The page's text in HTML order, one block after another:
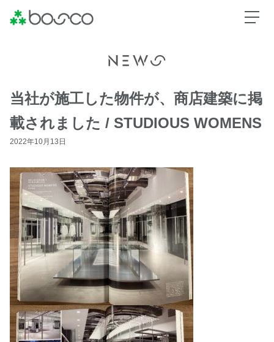
当社が施工した物件が、商店建築に掲
載されました / STUDIOUS WOMENS
2022年10月13日